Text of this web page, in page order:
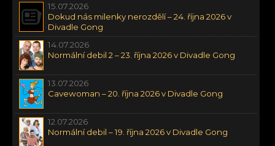
15.07.2026
Dokud nás milenky nerozdělí – 24. října 2026 v
Divadle Gong
14.07.2026
Normální debil 2 – 23. října 2026 v Divadle Gong
13.07.2026
Cavewoman – 20. října 2026 v Divadle Gong
12.07.2026
Normální debil – 19. října 2026 v Divadle Gong